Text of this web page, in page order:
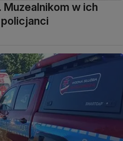
Muzealnikom w ich